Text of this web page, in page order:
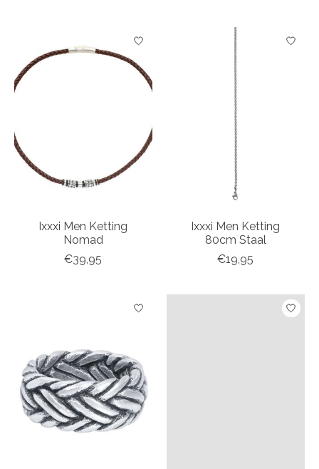
Ixxxi Men Ketting
Nomad
€39,95
Ixxxi Men Ketting
80cm Staal
€19,95